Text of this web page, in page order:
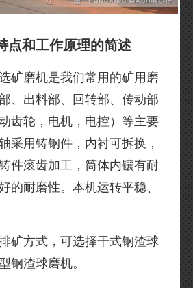
点和工作原理的简述
矿磨机是我们常用的矿用磨
、出料部、回转部、传动部
齿轮，电机，电控）等主要
采用铸钢件，内衬可拆换，
件滚齿加工，筒体内镶有耐
的耐磨性。本机运转平稳、
矿方式，可选择干式钢渣球
钢渣球磨机。